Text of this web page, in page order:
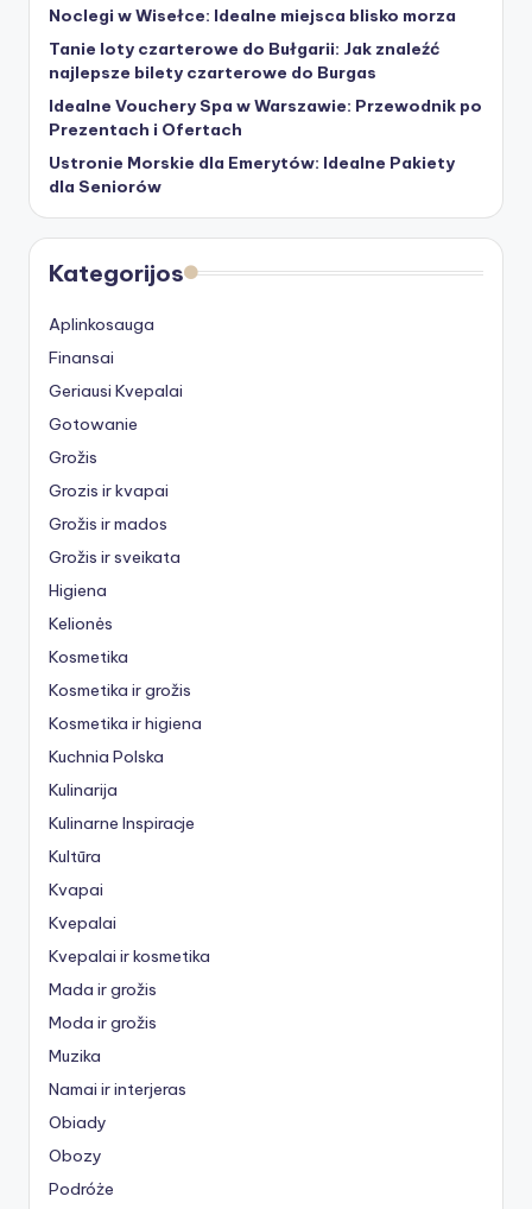
Noclegi w Wisełce: Idealne miejsca blisko morza
Tanie loty czarterowe do Bułgarii: Jak znaleźć
najlepsze bilety czarterowe do Burgas
Idealne Vouchery Spa w Warszawie: Przewodnik po
Prezentach i Ofertach
Ustronie Morskie dla Emerytów: Idealne Pakiety
dla Seniorów
Kategorijos
Aplinkosauga
Finansai
Geriausi Kvepalai
Gotowanie
Grožis
Grozis ir kvapai
Grožis ir mados
Grožis ir sveikata
Higiena
Kelionės
Kosmetika
Kosmetika ir grožis
Kosmetika ir higiena
Kuchnia Polska
Kulinarija
Kulinarne Inspiracje
Kultūra
Kvapai
Kvepalai
Kvepalai ir kosmetika
Mada ir grožis
Moda ir grožis
Muzika
Namai ir interjeras
Obiady
Obozy
Podróże